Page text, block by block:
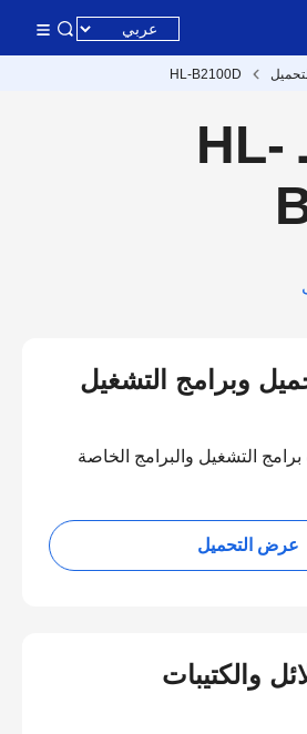
HL-B2100D
الدعم لـ HL-
وبرامج التشغيل
التشغيل والبرامج الخاصة
عرض التحميل
والكتيبات